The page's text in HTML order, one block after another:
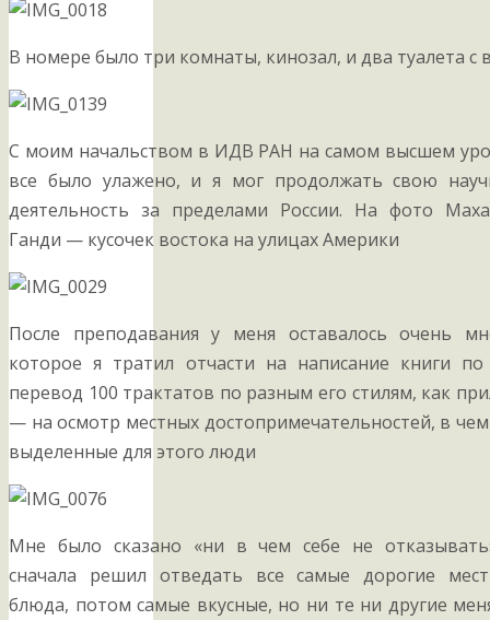
В номере было три комнаты, кинозал, и два туалета с
С моим начальством в ИДВ РАН на самом высшем
все было улажено, и я мог продолжать свою
деятельность за пределами России. На фото
Ганди — кусочек востока на улицах Америки
После преподавания у меня оставалось очень
которое я тратил отчасти на написание книги
перевод 100 трактатов по разным его стилям, как
— на осмотр местных достопримечательностей, в
выделенные для этого люди
Мне было сказано «ни в чем себе не
сначала решил отведать все самые дорогие
блюда, потом самые вкусные, но ни те ни другие